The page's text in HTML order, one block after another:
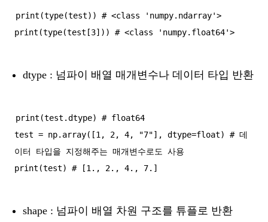
print(type(test)) # <class 'numpy.ndarray'>
dtype : 넘파이 배열 매개변수나 데이터 타입 반환
print(test.dtype) # float64
test = np.array([1, 2, 4, "7"], dtype=float) # 데
이터 타입을 지정해주는 매개변수로도 사용
shape : 넘파이 배열 차원 구조를 튜플로 반환